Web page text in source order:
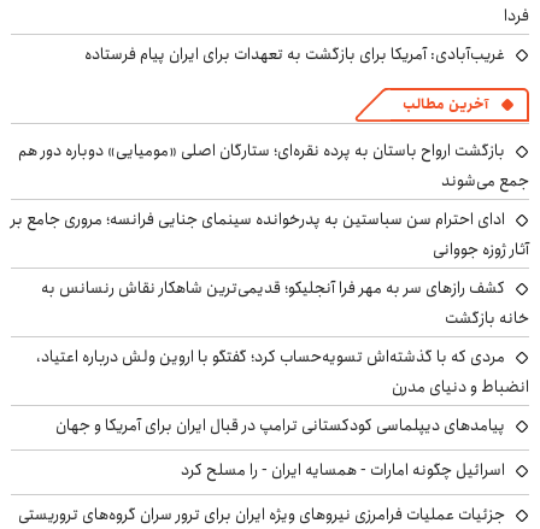
فردا
غریب‌آبادی: آمریکا برای بازگشت به تعهدات برای ایران پیام فرستاده
آخرین مطالب
بازگشت ارواح باستان به پرده نقره‌ای؛ ستارگان اصلی «مومیایی» دوباره دور هم
جمع می‌شوند
ادای احترام سن سباستین به پدرخوانده سینمای جنایی فرانسه؛ مروری جامع بر
آثار ژوزه جووانی
کشف رازهای سر به مهر فرا آنجلیکو؛ قدیمی‌ترین شاهکار نقاش رنسانس به
خانه بازگشت
مردی که با گذشته‌اش تسویه‌حساب کرد؛ گفتگو با اروین ولش درباره اعتیاد،
انضباط و دنیای مدرن
پیامدهای دیپلماسی کودکستانی ترامپ در قبال ایران برای آمریکا و جهان
اسرائیل چگونه امارات - همسایه ایران - را مسلح کرد
جزئیات عملیات فرامرزی نیروهای ویژه ایران برای ترور سران گروه‌های تروریستی